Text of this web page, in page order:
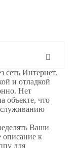
сеть Интернет.
и отладкой
Нет
объекте, что
Ваши
описание к
для